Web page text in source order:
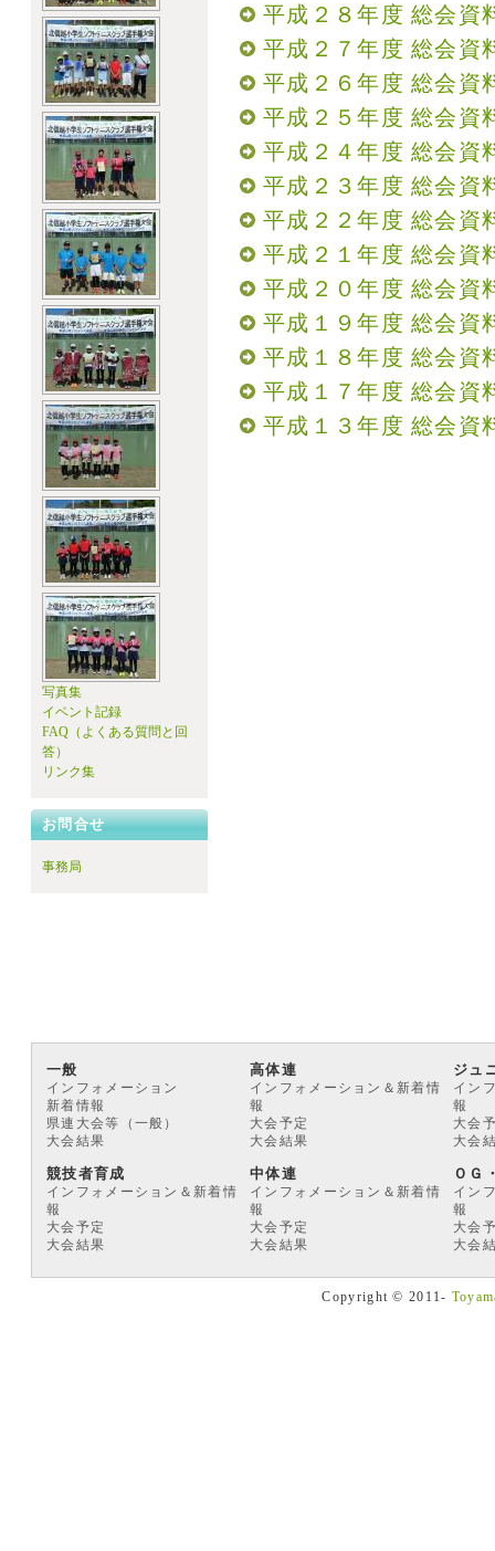
写真集
イベント記録
FAQ（よくある質問と回
答）
リンク集
お問合せ
事務局
平成２８年度 総会資
平成２７年度 総会資
平成２６年度 総会資
平成２５年度 総会資
平成２４年度 総会資
平成２３年度 総会資
平成２２年度 総会資
平成２１年度 総会資
平成２０年度 総会資
平成１９年度 総会資
平成１８年度 総会資
平成１７年度 総会資
平成１３年度 総会資
一般
インフォメーション
新着情報
県連大会等（一般）
大会結果
高体連
インフォメーション＆新着情
報
大会予定
大会結果
ジュ
イン
報
大会
大会
競技者育成
インフォメーション＆新着情
報
大会予定
大会結果
中体連
インフォメーション＆新着情
報
大会予定
大会結果
ＯＧ
イン
報
大会
大会
Copyright © 2011-